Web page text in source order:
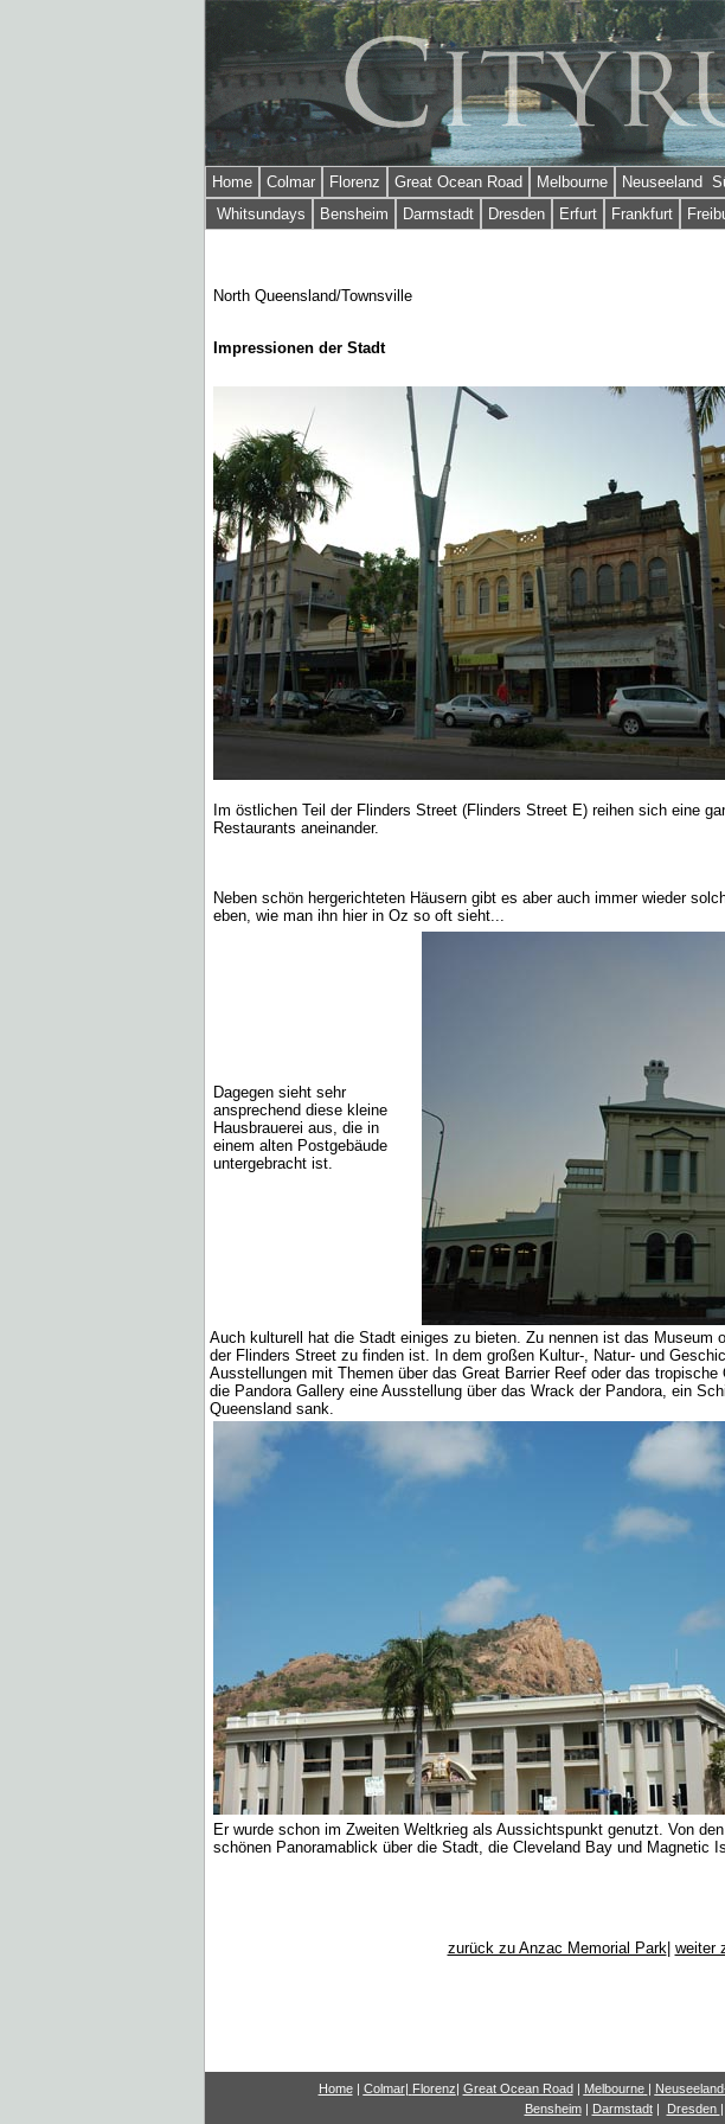
Home Colmar Florenz Great Ocean Road Melbourne Neuseeland
Whitsundays
Bensheim Darmstadt Dresden Erfurt Frankfurt
North Queensland/Townsville
Impressionen der Stadt
Im östlichen Teil der Flinders Street (Flinders Street E) reihen sich eine
Restaurants aneinander.
Neben schön hergerichteten Häusern gibt es aber auch immer wieder
eben, wie man ihn hier in Oz so oft sieht...
Dagegen sieht sehr
ansprechend diese kleine
Hausbrauerei aus, die in
einem alten Postgebäude
untergebracht ist.
Auch kulturell hat die Stadt einiges zu bieten. Zu nennen ist das Museum
der Flinders Street zu finden ist. In dem großen Kultur-, Natur- und
Ausstellungen mit Themen über das Great Barrier Reef oder das
die Pandora Gallery eine Ausstellung über das Wrack der Pandora, ein
Queensland sank.
Er wurde schon im Zweiten Weltkrieg als Aussichtspunkt genutzt. Von
schönen Panoramablick über die Stadt, die Cleveland Bay und Magnetic
zurück zu Anzac Memorial Park| weiter
Home| Colmar| Florenz| Great Ocean Road| Melbourne |
Bensheim| Darmstadt| Dresden |